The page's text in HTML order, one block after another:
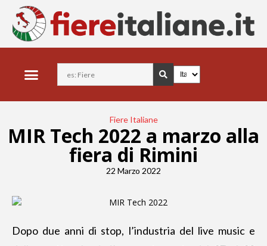
Fiere Italiane
MIR Tech 2022 a marzo alla
fiera di Rimini
22 Marzo 2022
Dopo due anni di stop, l’industria del live music e